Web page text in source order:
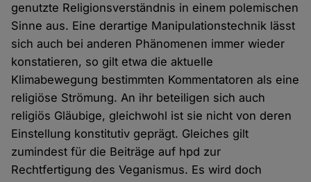
genutzte Religionsverständnis in einem polemischen
Sinne aus. Eine derartige Manipulationstechnik lässt
sich auch bei anderen Phänomenen immer wieder
konstatieren, so gilt etwa die aktuelle
Klimabewegung bestimmten Kommentatoren als eine
religiöse Strömung. An ihr beteiligen sich auch
religiös Gläubige, gleichwohl ist sie nicht von deren
Einstellung konstitutiv geprägt. Gleiches gilt
zumindest für die Beiträge auf hpd zur
Rechtfertigung des Veganismus. Es wird doch